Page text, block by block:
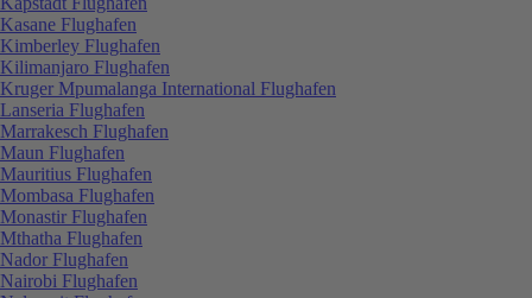
Kasane Flughafen
Kimberley Flughafen
Kilimanjaro Flughafen
Kruger Mpumalanga International Flughafen
Lanseria Flughafen
Marrakesch Flughafen
Maun Flughafen
Mauritius Flughafen
Mombasa Flughafen
Monastir Flughafen
Mthatha Flughafen
Nador Flughafen
Nairobi Flughafen